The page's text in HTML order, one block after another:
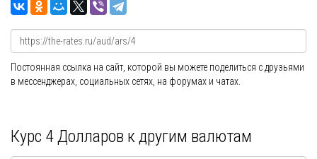
Постоянная ссылка на сайт, которой вы можете поделиться с друзьями
в мессенджерах, социальных сетях, на форумах и чатах.
Курс 4 Долларов к другим валютам